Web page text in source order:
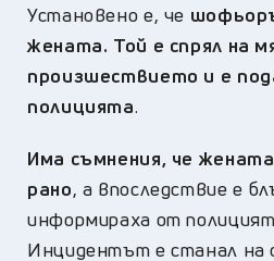
Установено е, че
жената. Той е спрял на
произшествието и е
полицията.
Има съмнения, че
рано, а впоследствие е
информираха от
Инцидентът е станал на